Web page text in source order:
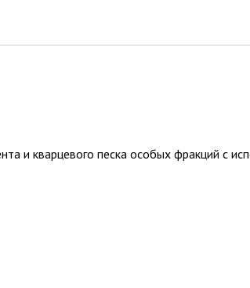
и кварцевого песка особых фракций с